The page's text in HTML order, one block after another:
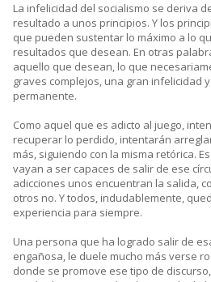
La infelicidad del socialismo se deriva
resultado a unos principios. Y los
que pueden sustentar lo máximo a lo
resultados que desean. En otras
aquello que desean, lo que
graves complejos, una gran infelicidad
permanente.
Como aquel que es adicto al juego,
recuperar lo perdido, intentarán
más, siguiendo con la misma retórica.
vayan a ser capaces de salir de ese
adicciones unos encuentran la salida,
otros no. Y todos, indudablemente,
experiencia para siempre.
Una persona que ha logrado salir de
engañosa, le duele mucho más verse
donde se promove ese tipo de